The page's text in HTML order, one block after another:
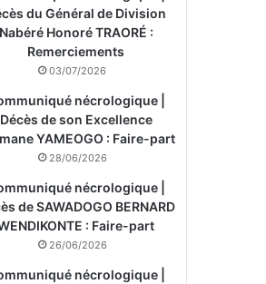
du Général de Division
Nabéré Honoré TRAORÉ :
Remerciements
03/07/2026
nécrologique |
Décès de son Excellence
YAMEOGO : Faire-part
28/06/2026
nécrologique |
de SAWADOGO BERNARD
: Faire-part
26/06/2026
nécrologique |